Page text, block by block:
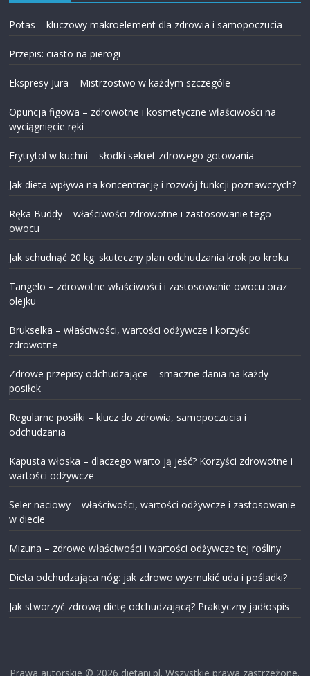
Potas – kluczowy makroelement dla zdrowia i samopoczucia
Przepis: ciasto na pierogi
Ekspresy Jura – Mistrzostwo w każdym szczególe
Opuncja figowa – zdrowotne i kosmetyczne właściwości na
wyciągnięcie ręki
Erytrytol w kuchni – słodki sekret zdrowego gotowania
Jak dieta wpływa na koncentrację i rozwój funkcji poznawczych?
Ręka Buddy – właściwości zdrowotne i zastosowanie tego
owocu
Jak schudnąć 20 kg: skuteczny plan odchudzania krok po kroku
Tangelo – zdrowotne właściwości i zastosowanie owocu oraz
olejku
Brukselka – właściwości, wartości odżywcze i korzyści
zdrowotne
Zdrowe przepisy odchudzające – smaczne dania na każdy
posiłek
Regularne posiłki – klucz do zdrowia, samopoczucia i
odchudzania
Kapusta włoska – dlaczego warto ją jeść? Korzyści zdrowotne i
wartości odżywcze
Seler naciowy – właściwości, wartości odżywcze i zastosowanie
w diecie
Mizuna – zdrowe właściwości i wartości odżywcze tej rośliny
Dieta odchudzająca nóg: jak zdrowo wysmukić uda i pośladki?
Jak stworzyć zdrową dietę odchudzającą? Praktyczny jadłospis
Prawa autorskie © 2026 dietani.pl. Wszystkie prawa zastrzeżone.